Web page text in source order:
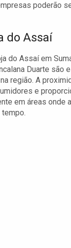
poderão
do Assaí
do Assaí em
Duarte
região. A
e
em áreas